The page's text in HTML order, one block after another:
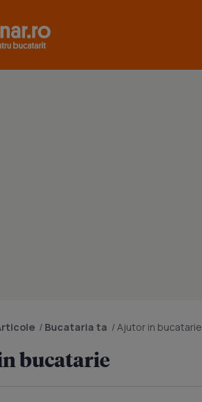
/ Bucataria ta /Ajutor in bucatarie
bucatarie